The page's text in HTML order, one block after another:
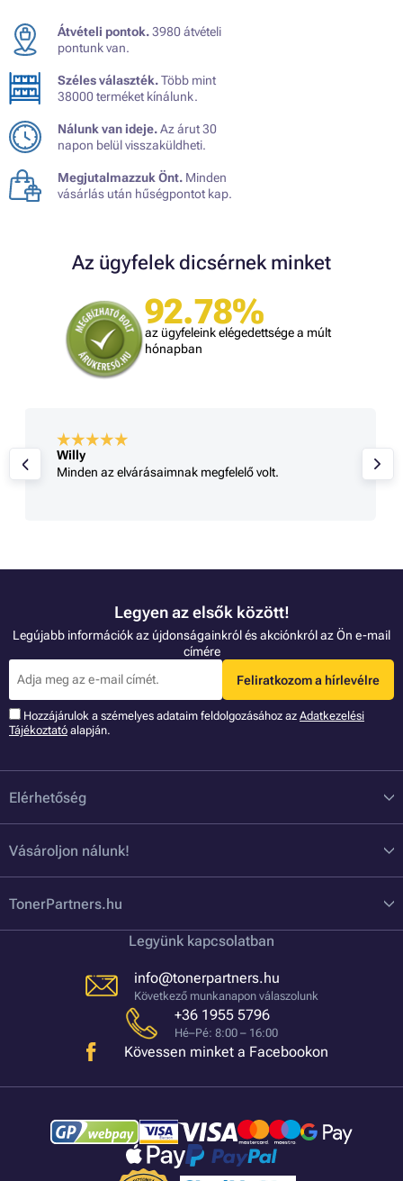
Átvételi pontok.3980 átvételi
pontunk van.
Széles választék.Több mint
38000 terméket kínálunk.
Nálunk van ideje.Az árut 30
napon belül visszaküldheti.
Megjutalmazzuk Önt. Minden
vásárlás után hűségpontot kap.
Az ügyfelek dicsérnek minket
92.78%
az ügyfeleink elégedettsége a múlt
hónapban
Willy
Minden az elvárásaimnak megfelelő volt.
Legyen az elsők között!
Legújabb információk az újdonságainkról és akciónkról az Ön e-mail
címére
Feliratkozom a hírlevélre
Hozzájárulok a szémelyes adataim feldolgozásához az Adatkezelési
Tájékoztató alapján.
Elérhetőség
Vásároljon nálunk!
TonerPartners.hu
Legyünk kapcsolatban
info@tonerpartners.hu
Következő munkanapon válaszolunk
+36 1955 5796
Hé–Pé: 8:00 – 16:00
Kövessen minket a Facebookon